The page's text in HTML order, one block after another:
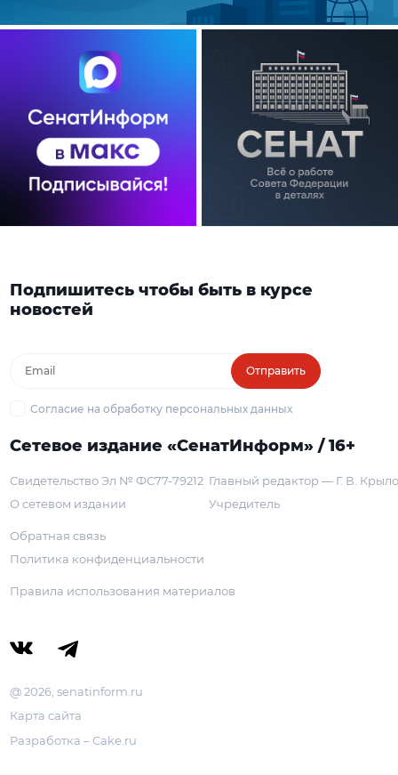
Подпишитесь чтобы быть в курсе
новостей
Отправить
Согласие на обработку персональных данных
Сетевое издание «СенатИнформ» / 16+
Свидетельство Эл № ФС77-79212
О сетевом издании
Главный редактор — Г. В.
Учредитель
Обратная связь
Политика конфиденциальности
Правила использования материалов
@ 2026, senatinform.ru
Карта сайта
Разработка – Cake.ru